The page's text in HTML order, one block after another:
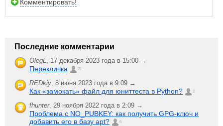
Комментировать!
Последние комментарии
OlegL, 17 декабря 2023 года в 15:00 →
Перекличка 21
REDkiy, 8 июня 2023 года в 9:09 →
Как «замокать» файл для юниттеста в Python? 2
fhunter, 29 ноября 2022 года в 2:09 →
Проблема с NO_PUBKEY: как получить GPG-ключ и
добавить его в базу apt?
6